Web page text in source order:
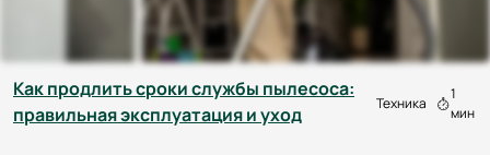
Как продлить сроки службы пылесоса:
правильная эксплуатация и уход
Техника
1
мин